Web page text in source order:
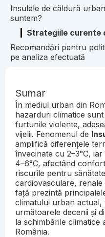
Insulele de căldură
suntem?
Strategiile curente
Recomandări pentru
pe analiza efectuată
Sumar
În mediul urban din
hazarduri climatice
furtunile violente,
vijelii. Fenomenul de
amplifică diferențele
învecinate cu 2–3°C,
4–6°C, afectând
riscurile pentru
cardiovasculare,
față prezintă
climatului urban actual,
următoarele decenii și
la schimbările climatice
România.